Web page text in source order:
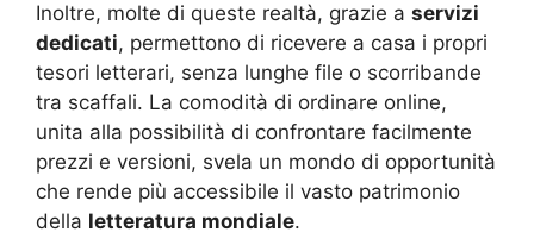
Inoltre, molte di queste realtà, grazie a servizi
dedicati, permettono di ricevere a casa i propri
tesori letterari, senza lunghe file o scorribande
tra scaffali. La comodità di ordinare online,
unita alla possibilità di confrontare facilmente
prezzi e versioni, svela un mondo di opportunità
che rende più accessibile il vasto patrimonio
della letteratura mondiale.